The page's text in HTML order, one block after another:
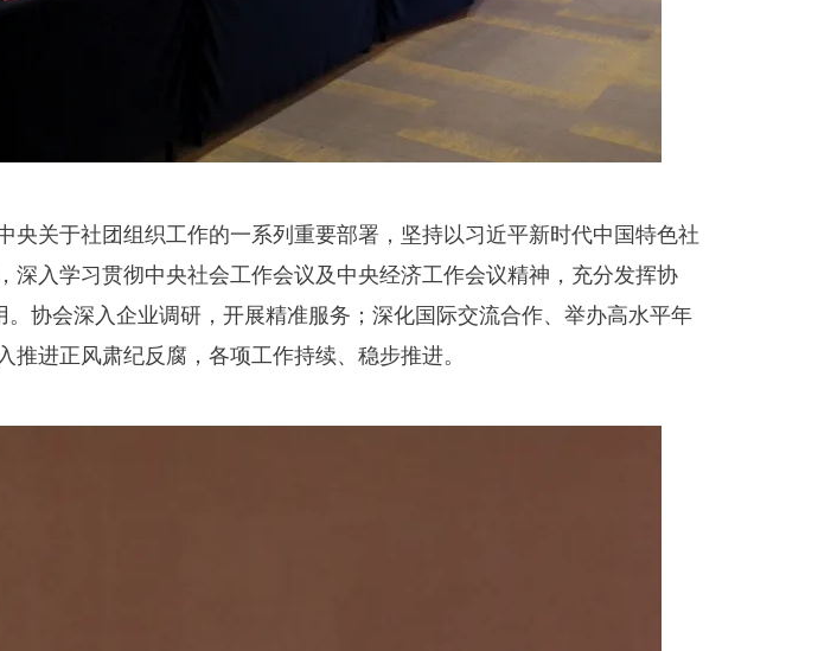
关于社团组织工作的一系列重要部署，坚持以习近平新时代中国特色社
入学习贯彻中央社会工作会议及中央经济工作会议精神，充分发挥协
协会深入企业调研，开展精准服务；深化国际交流合作、举办高水平年
进正风肃纪反腐，各项工作持续、稳步推进。